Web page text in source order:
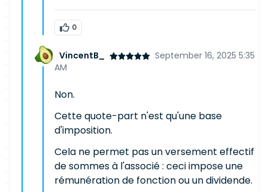
0
VincentB_
September 16, 2025 5:35
AM
Non.
Cette quote-part n'est qu'une base
d'imposition.
Cela ne permet pas un versement effectif
de sommes à l'associé : ceci impose une
rémunération de fonction ou un dividende.